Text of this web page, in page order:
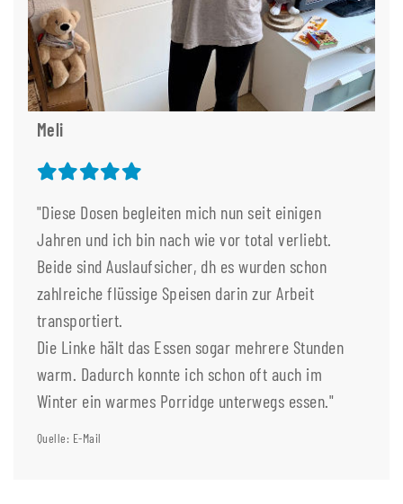
Meli
"Diese Dosen begleiten mich nun seit einigen
Jahren und ich bin nach wie vor total verliebt.
Beide sind Auslaufsicher, dh es wurden schon
zahlreiche flüssige Speisen darin zur Arbeit
transportiert.
Die Linke hält das Essen sogar mehrere Stunden
warm. Dadurch konnte ich schon oft auch im
Winter ein warmes Porridge unterwegs essen."
Quelle: E-Mail